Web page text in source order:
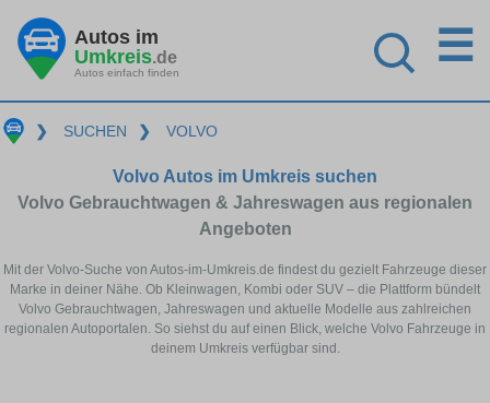
Autos im
Umkreis.de
Autos einfach finden
☰
❯ SUCHEN ❯ VOLVO
Volvo Autos im Umkreis suchen
Volvo Gebrauchtwagen & Jahreswagen aus regionalen
Angeboten
Mit der Volvo-Suche von Autos-im-Umkreis.de findest du gezielt Fahrzeuge dieser
Marke in deiner Nähe. Ob Kleinwagen, Kombi oder SUV – die Plattform bündelt
Volvo Gebrauchtwagen, Jahreswagen und aktuelle Modelle aus zahlreichen
regionalen Autoportalen. So siehst du auf einen Blick, welche Volvo Fahrzeuge in
deinem Umkreis verfügbar sind.